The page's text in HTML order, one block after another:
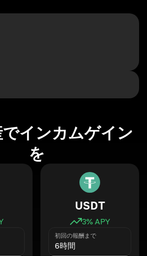
インカムゲイン
を
USDT
3% APY
初回の報酬まで
6時間